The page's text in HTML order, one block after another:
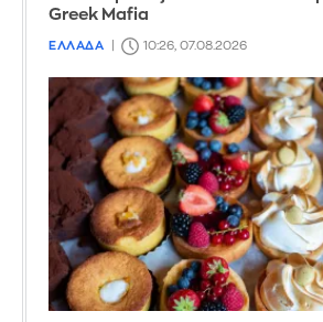
Greek Mafia
ΕΛΛΑΔΑ 10:26, 07.08.2026